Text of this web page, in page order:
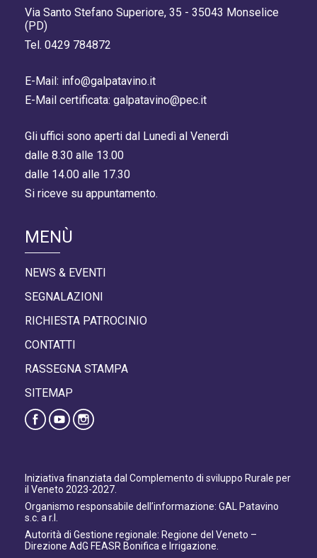
Via Santo Stefano Superiore, 35 - 35043 Monselice
(PD)
Tel. 0429 784872
E-Mail: info@galpatavino.it
E-Mail certificata: galpatavino@pec.it
Gli uffici sono aperti dal Lunedì al Venerdì
dalle 8.30 alle 13.00
dalle 14.00 alle 17.30
Si riceve su appuntamento.
MENÙ
NEWS & EVENTI
SEGNALAZIONI
RICHIESTA PATROCINIO
CONTATTI
RASSEGNA STAMPA
SITEMAP
Iniziativa finanziata dal Complemento di sviluppo Rurale per
il Veneto 2023-2027.
Organismo responsabile dell’informazione: GAL Patavino
s.c. a r.l.
Autorità di Gestione regionale: Regione del Veneto –
Direzione AdG FEASR Bonifica e Irrigazione.